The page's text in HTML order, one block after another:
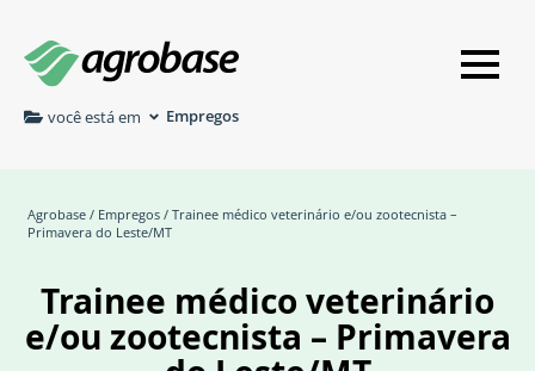
você está em Empregos
Agrobase / Empregos / Trainee médico veterinário e/ou zootecnista –
Primavera do Leste/MT
Trainee médico veterinário
e/ou zootecnista – Primavera